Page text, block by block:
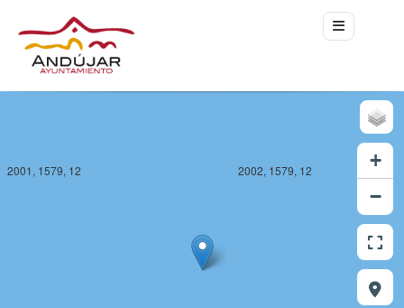
2001, 1579, 12 2002, 1579, 12
+
−